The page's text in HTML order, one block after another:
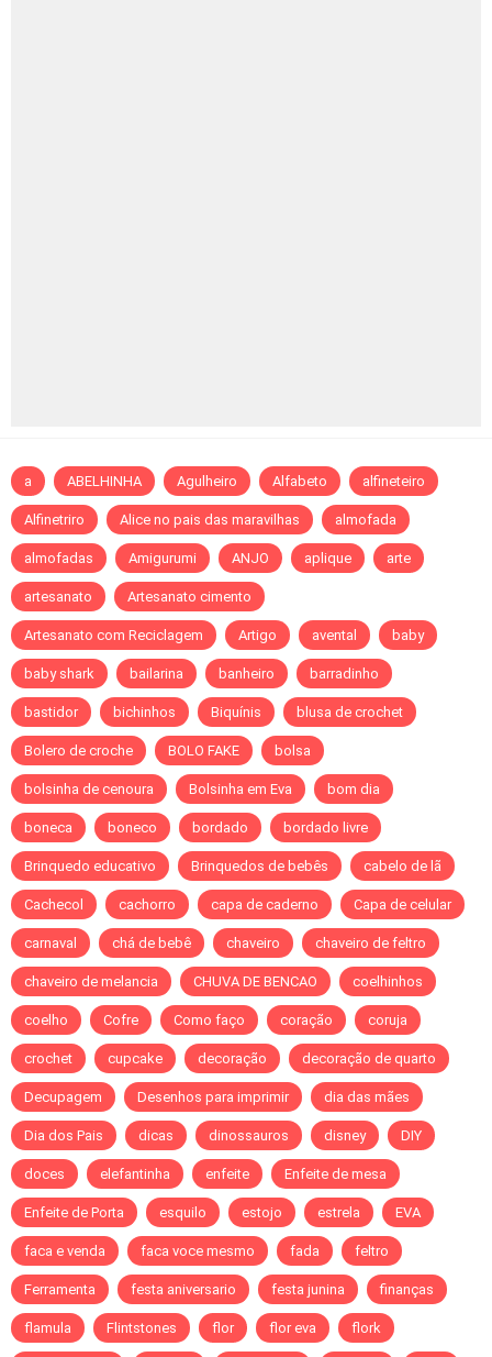
a ABELHINHA Agulheiro Alfabeto alfineteiro
Alfinetriro Alice no pais das maravilhas almofada
almofadas Amigurumi ANJO aplique arte
artesanato Artesanato cimento
Artesanato com Reciclagem Artigo avental baby
baby shark bailarina banheiro barradinho
bastidor bichinhos Biquínis blusa de crochet
Bolero de croche BOLO FAKE bolsa
bolsinha de cenoura Bolsinha em Eva bom dia
boneca boneco bordado bordado livre
Brinquedo educativo Brinquedos de bebês cabelo de lã
Cachecol cachorro capa de caderno Capa de celular
carnaval chá de bebê chaveiro chaveiro de feltro
chaveiro de melancia CHUVA DE BENCAO coelhinhos
coelho Cofre Como faço coração coruja
crochet cupcake decoração decoração de quarto
Decupagem Desenhos para imprimir dia das mães
Dia dos Pais dicas dinossauros disney DIY
doces elefantinha enfeite Enfeite de mesa
Enfeite de Porta esquilo estojo estrela EVA
faca e venda faca voce mesmo fada feltro
Ferramenta festa aniversario festa junina finanças
flamula Flintstones flor flor eva flork